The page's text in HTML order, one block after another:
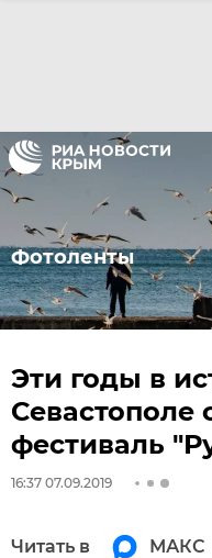
Фотоленты
Эти годы в
Севастополе
фестиваль
16:37 07.09.2019
Читать в МАКС